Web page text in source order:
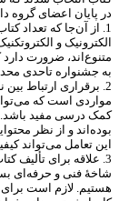
در پایان اعضای گروه
1. از آن
جا که تعداد
الکترونیک و
متنوعاند، ضرورت
به جشنواره تاحدی
2. برقراری ارتباط
مواردی است که می
کمک درسی مفید
بوده اند و از نظر
این تعامل میتواند
3. علاقه برای
شاخۀ فنی و حرفه ای
هستیم. لازم است